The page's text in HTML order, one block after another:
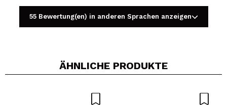
Ein Video oder Foto teilen
55 Bewertung(en) in anderen Sprachen anzeigen
ÄHNLICHE PRODUKTE